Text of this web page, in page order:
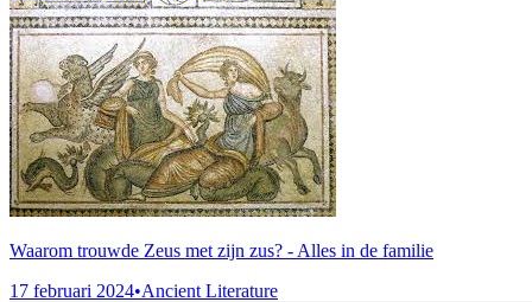
Waarom trouwde Zeus met zijn zus? - Alles in de familie
17 februari 2024•Ancient Literature